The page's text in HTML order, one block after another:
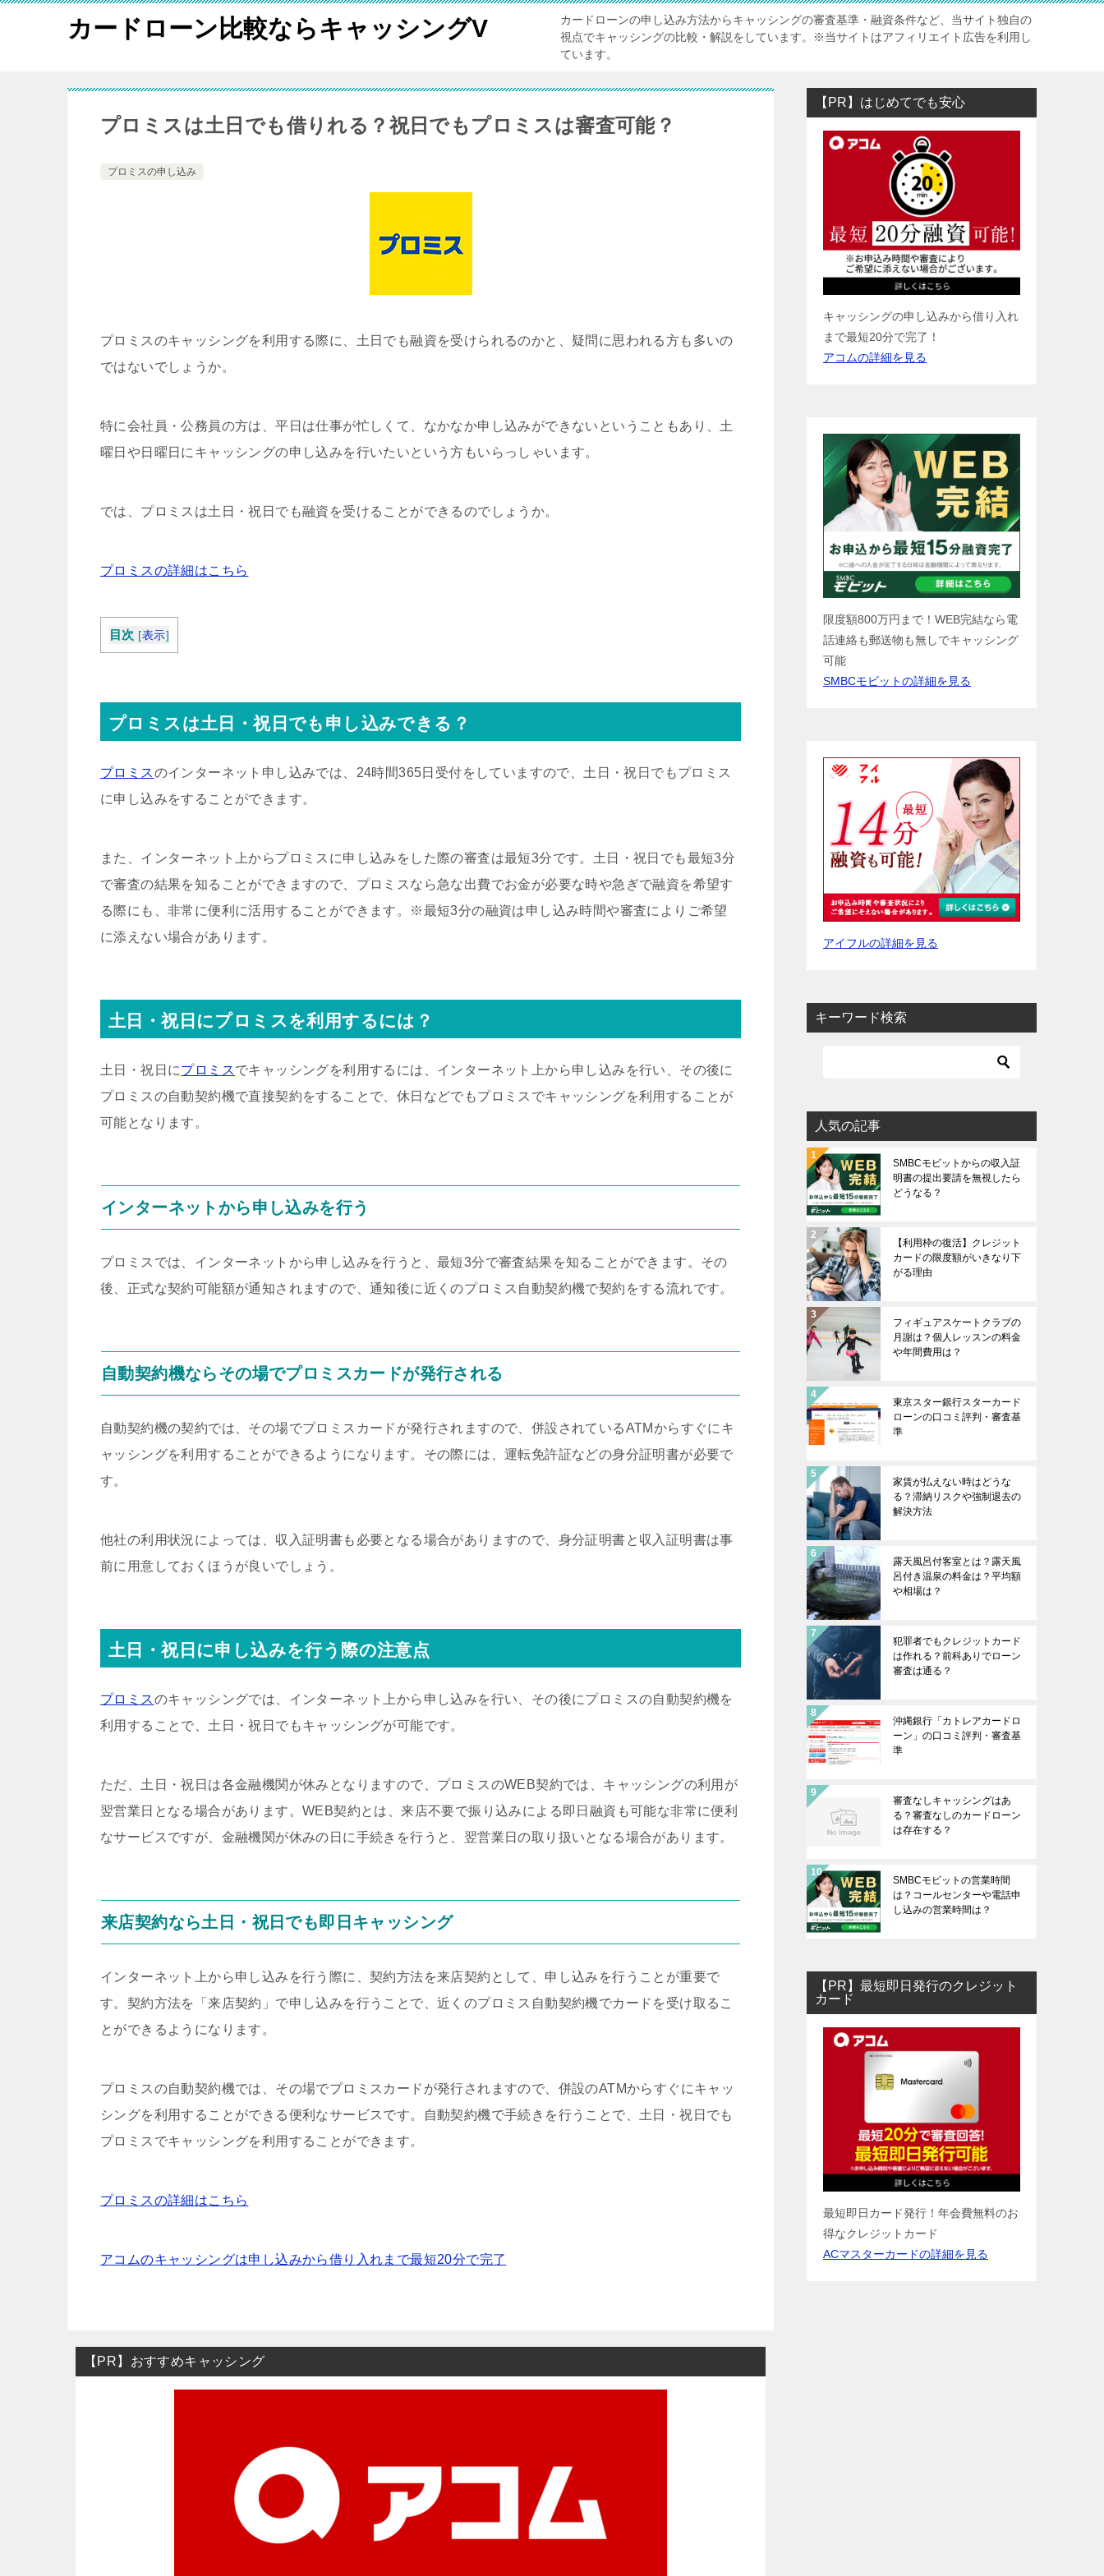
カードローン比較ならキャッシングV
カードローンの申し込み方法からキャッシングの審査基準・融資条件など、当サイト独自の
視点でキャッシングの比較・解説をしています。※当サイトはアフィリエイト広告を利用し
ています。
プロミスは土日でも借りれる？祝日でもプロミスは審査可能？
プロミスの申し込み
プロミスのキャッシングを利用する際に、土日でも融資を受けられるのかと、疑問に思われる方も多いの
ではないでしょうか。
特に会社員・公務員の方は、平日は仕事が忙しくて、なかなか申し込みができないということもあり、土
曜日や日曜日にキャッシングの申し込みを行いたいという方もいらっしゃいます。
では、プロミスは土日・祝日でも融資を受けることができるのでしょうか。
プロミスの詳細はこちら
目次 [表示]
プロミスは土日・祝日でも申し込みできる？
プロミスのインターネット申し込みでは、24時間365日受付をしていますので、土日・祝日でもプロミス
に申し込みをすることができます。
また、インターネット上からプロミスに申し込みをした際の審査は最短3分です。土日・祝日でも最短3分
で審査の結果を知ることができますので、プロミスなら急な出費でお金が必要な時や急ぎで融資を希望す
る際にも、非常に便利に活用することができます。※最短3分の融資は申し込み時間や審査によりご希望
に添えない場合があります。
土日・祝日にプロミスを利用するには？
土日・祝日にプロミスでキャッシングを利用するには、インターネット上から申し込みを行い、その後に
プロミスの自動契約機で直接契約をすることで、休日などでもプロミスでキャッシングを利用することが
可能となります。
インターネットから申し込みを行う
プロミスでは、インターネットから申し込みを行うと、最短3分で審査結果を知ることができます。その
後、正式な契約可能額が通知されますので、通知後に近くのプロミス自動契約機で契約をする流れです。
自動契約機ならその場でプロミスカードが発行される
自動契約機の契約では、その場でプロミスカードが発行されますので、併設されているATMからすぐにキ
ャッシングを利用することができるようになります。その際には、運転免許証などの身分証明書が必要で
す。
他社の利用状況によっては、収入証明書も必要となる場合がありますので、身分証明書と収入証明書は事
前に用意しておくほうが良いでしょう。
土日・祝日に申し込みを行う際の注意点
プロミスのキャッシングでは、インターネット上から申し込みを行い、その後にプロミスの自動契約機を
利用することで、土日・祝日でもキャッシングが可能です。
ただ、土日・祝日は各金融機関が休みとなりますので、プロミスのWEB契約では、キャッシングの利用が
翌営業日となる場合があります。WEB契約とは、来店不要で振り込みによる即日融資も可能な非常に便利
なサービスですが、金融機関が休みの日に手続きを行うと、翌営業日の取り扱いとなる場合があります。
来店契約なら土日・祝日でも即日キャッシング
インターネット上から申し込みを行う際に、契約方法を来店契約として、申し込みを行うことが重要で
す。契約方法を「来店契約」で申し込みを行うことで、近くのプロミス自動契約機でカードを受け取るこ
とができるようになります。
プロミスの自動契約機では、その場でプロミスカードが発行されますので、併設のATMからすぐにキャッ
シングを利用することができる便利なサービスです。自動契約機で手続きを行うことで、土日・祝日でも
プロミスでキャッシングを利用することができます。
プロミスの詳細はこちら
アコムのキャッシングは申し込みから借り入れまで最短20分で完了
【PR】おすすめキャッシング
【PR】はじめてでも安心
キャッシングの申し込みから借り入れ
まで最短20分で完了！
アコムの詳細を見る
限度額800万円まで！WEB完結なら電
話連絡も郵送物も無しでキャッシング
可能
SMBCモビットの詳細を見る
アイフルの詳細を見る
キーワード検索
人気の記事
SMBCモビットからの収入証
明書の提出要請を無視したら
どうなる？
【利用枠の復活】クレジット
カードの限度額がいきなり下
がる理由
フィギュアスケートクラブの
月謝は？個人レッスンの料金
や年間費用は？
東京スター銀行スターカード
ローンの口コミ評判・審査基
準
家賃が払えない時はどうな
る？滞納リスクや強制退去の
解決方法
露天風呂付客室とは？露天風
呂付き温泉の料金は？平均額
や相場は？
犯罪者でもクレジットカード
は作れる？前科ありでローン
審査は通る？
沖縄銀行「カトレアカードロ
ーン」の口コミ評判・審査基
準
審査なしキャッシングはあ
る？審査なしのカードローン
は存在する？
SMBCモビットの営業時間
は？コールセンターや電話申
し込みの営業時間は？
【PR】最短即日発行のクレジット
カード
最短即日カード発行！年会費無料のお
得なクレジットカード
ACマスターカードの詳細を見る